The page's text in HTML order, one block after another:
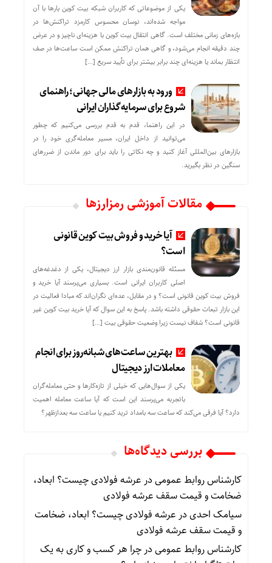
یکی از موضوعاتی که کاربران شبکه بیت کوین بارها با آن
مواجه شده‌اند، نوسان محسوس کارمزد تراکنش‌ها در
بازه‌های زمانی مختلف است. گاهی انتقال بیت کوین با هزینه‌ای ناچیز و در عرض
چند دقیقه انجام می‌شود، و گاهی همان تراکنش ممکن است ساعت‌ها در صف
انتظار بماند یا هزینه‌ای چند برابر بیشتر برای تأیید سریع […]
ورود به بازارهای مالی جهانی؛ راهنمای
شروع برای سرمایه‌گذاران ایرانی
در این راهنما، قدم به قدم بررسی می‌کنیم که چطور
می‌توانید از داخل ایران، مسیر معامله‌گری خود را در
بازارهای بین‌المللی آغاز کنید و چه نکاتی را باید برای دور ماندن از ضررهای
سنگین در نظر بگیرید.
مقالات آموزشی رمزارزها
آیا خرید و فروش بیت کوین قانونی
است؟
مسئله قانون‌مندی بازار ارز دیجیتال، یکی از دغدغه‌های
اصلی کاربران ایرانی است. بسیاری می‌پرسند آیا خرید و
فروش بیت کوین قانونی است؟ و در مقابل، عده‌ای نگران‌اند که مبادا فعالیت در
این بازار تبعات حقوقی داشته باشد. پاسخ به این سوال که آیا خرید بیت کوین غیر
قانونی است؟ شفاف نیست زیرا وضعیت حقوقی بیت‌ […]
بهترین ساعت‌های شبانه‌روز برای انجام
معاملات ارز دیجیتال
یکی از سوال‌هایی که خیلی از تازه‌کارها و حتی معامله‌گران
باتجربه می‌پرسند این است که آیا ساعت معامله اهمیت
دارد؟ آیا فرقی می‌کند که ساعت سه بامداد ترید کنیم یا ساعت سه بعدازظهر؟
بررسی دیدگاه‌ها
کارشناس روابط عمومیدر عرشه فولادی چیست؟ ابعاد،
ضخامت و قیمت سقف عرشه فولادی
سیامک احدیدر عرشه فولادی چیست؟ ابعاد، ضخامت
و قیمت سقف عرشه فولادی
کارشناس روابط عمومیدرچرا هر کسب‌ و کاری به یک